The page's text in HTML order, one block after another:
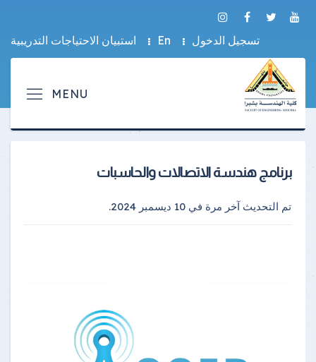
تسجيل الدخول En استبيان الاحتياجات التدريبية
برنامج هندسة الاتصالات والحاسبات
تم التحديث آخر مرة في 10 ديسمبر 2024 .